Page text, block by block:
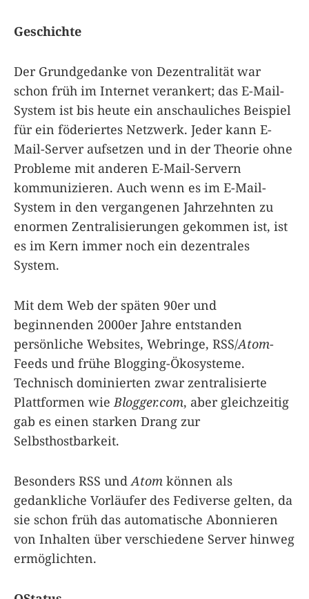
Geschichte
Der Grundgedanke von Dezentralität war
schon früh im Internet verankert; das E-Mail-
System ist bis heute ein anschauliches Beispiel
für ein föderiertes Netzwerk. Jeder kann E-
Mail-Server aufsetzen und in der Theorie ohne
Probleme mit anderen E-Mail-Servern
kommunizieren. Auch wenn es im E-Mail-
System in den vergangenen Jahrzehnten zu
enormen Zentralisierungen gekommen ist, ist
es im Kern immer noch ein dezentrales
System.
Mit dem Web der späten 90er und
beginnenden 2000er Jahre entstanden
persönliche Websites, Webringe, RSS/Atom-
Feeds und frühe Blogging-Ökosysteme.
Technisch dominierten zwar zentralisierte
Plattformen wie Blogger.com, aber gleichzeitig
gab es einen starken Drang zur
Selbsthostbarkeit.
Besonders RSS und Atom können als
gedankliche Vorläufer des Fediverse gelten, da
sie schon früh das automatische Abonnieren
von Inhalten über verschiedene Server hinweg
ermöglichten.